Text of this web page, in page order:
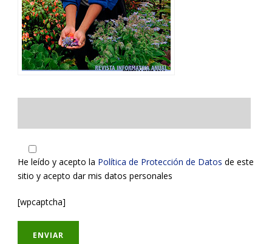
He leído y acepto la Política de Protección de Datos de este
sitio y acepto dar mis datos personales
[wpcaptcha]